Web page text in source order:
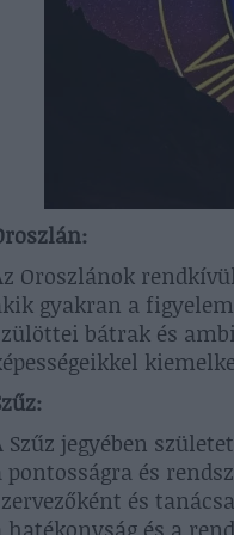
Oroszlánok
gyakran a
bátrak és
Szűz jegyében
pontosságra és
és